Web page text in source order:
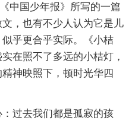
中国少年报》所写的一篇
，也有不少人认为它是儿
乎更合乎实际。《小桔
在照不了多远的小桔灯，
神映照下，顿时光华四
过去我们都是孤寂的孩